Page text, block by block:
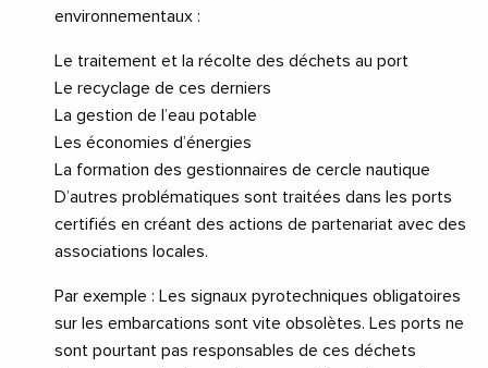
environnementaux :
Le traitement et la récolte des déchets au port
Le recyclage de ces derniers
La gestion de l’eau potable
Les économies d’énergies
La formation des gestionnaires de cercle nautique
D’autres problématiques sont traitées dans les ports
certifiés en créant des actions de partenariat avec des
associations locales.
Par exemple : Les signaux pyrotechniques obligatoires
sur les embarcations sont vite obsolètes. Les ports ne
sont pourtant pas responsables de ces déchets